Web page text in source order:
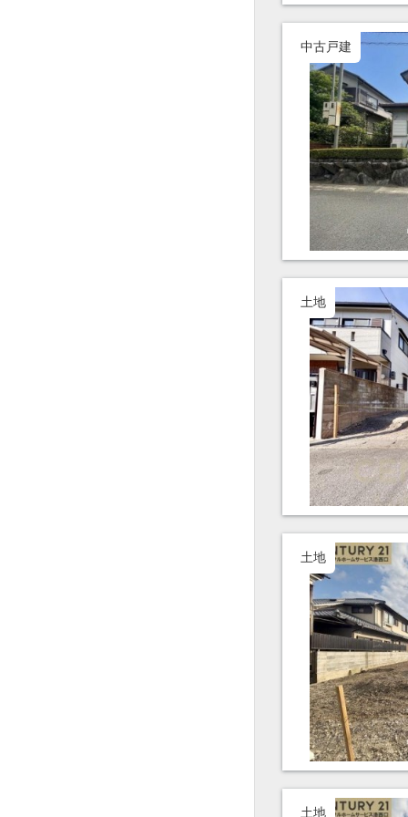
中古戸建
土地
土地
土地